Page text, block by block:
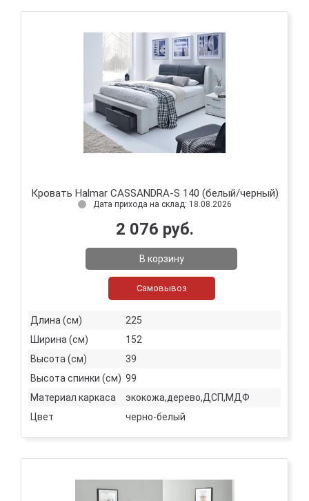
Кровать Halmar CASSANDRA-S 140 (белый/черный)
Дата прихода на склад: 18.08.2026
2 076 руб.
В корзину
Самовывоз
Длина (см)
225
Ширина (см)
152
Высота (см)
39
Высота спинки (см) 99
Материал каркаса
экокожа,дерево,ДСП,МДФ
Цвет
черно-белый